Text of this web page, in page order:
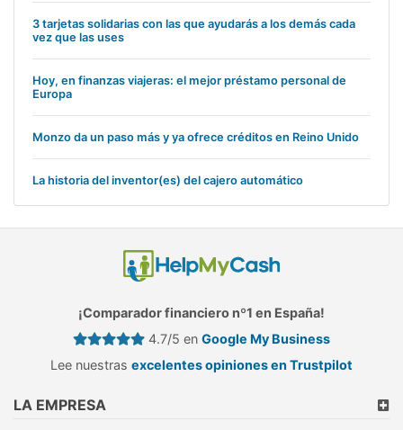
3 tarjetas solidarias con las que ayudarás a los demás cada
vez que las uses
Hoy, en finanzas viajeras: el mejor préstamo personal de
Europa
Monzo da un paso más y ya ofrece créditos en Reino Unido
La historia del inventor(es) del cajero automático
¡Comparador financiero nº1 en España!
4.7/5 en Google My Business
Lee nuestras excelentes opiniones en Trustpilot
LA EMPRESA